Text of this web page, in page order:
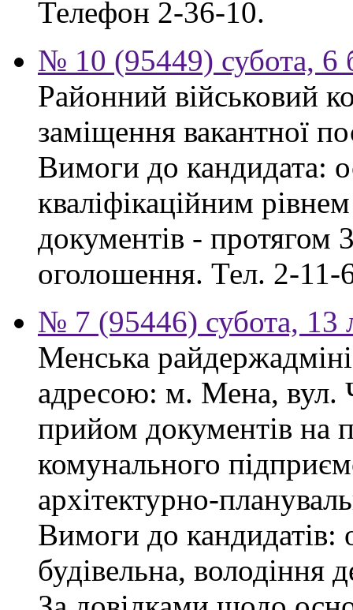
Телефон 2-36-10.
№ 10 (95449) субота, 6
Районний військовий
заміщення вакантної
Вимоги до кандидата:
кваліфікаційним
документів - протягом
оголошення. Тел. 2-11-
№ 7 (95446) субота, 13
Менська
адресою: м. Мена, вул.
прийом документів на
комунального
архітектурно-
Вимоги до кандидатів:
будівельна,